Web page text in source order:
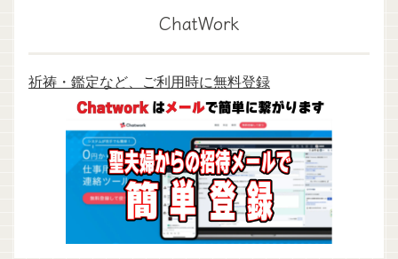
ChatWork
祈祷・鑑定など、ご利用時に無料登録